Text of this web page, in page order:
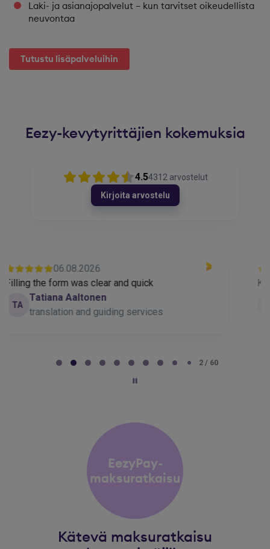
Laki- ja asianajopalvelut – kun tarvitset oikeudellista
neuvontaa
Tutustu lisäpalveluihin
Eezy-kevytyrittäjien kokemuksia
4.54312 arvostelut
Kirjoita arvostelu
06.08.2026
Kaikki toiminut hyvin
Juuso Timonen
Valokuvaaja
2 / 60
EezyPay-
maksuratkaisu
Kätevä maksuratkaisu